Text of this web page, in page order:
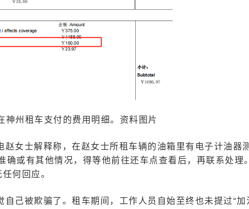
州租车支付的费用明细。资料图片
女士解释称，在赵女士所租车辆的油箱里有电子计油器
或有其他情况，得等他前往还车点查看后，再联系处理。
何回应。
己被欺骗了。租车期间，工作人员自始至终也未提过“加